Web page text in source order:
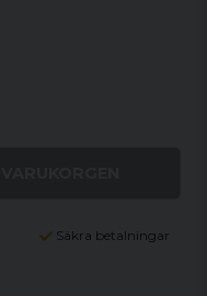
Säkra betalningar